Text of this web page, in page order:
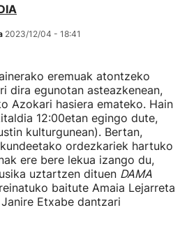
2023/12/04 - 18:41
eremuak atontzeko
dira egunotan asteazkenean,
Azokari hasiera emateko. Hain
12:00etan egingo dute,
kulturgunean). Bertan,
ordezkariek hartuko
ere bere lekua izango du,
uztartzen dituen DAMA
baitute Amaia Lejarreta
Etxabe dantzari